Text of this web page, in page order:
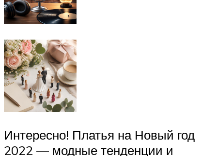
Интересно! Платья на Новый год
2022 — модные тенденции и